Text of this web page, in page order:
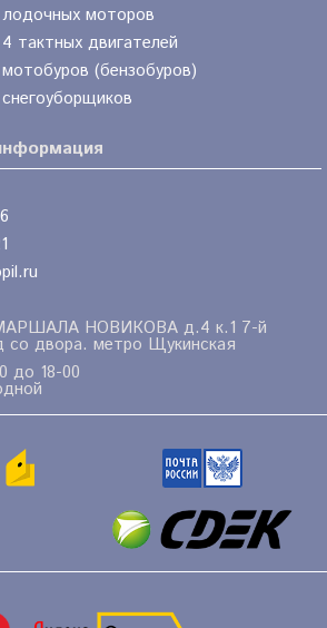
моторов
тактных двигателей
(бензобуров)
НОВИКОВА д.4 к.1 7-й
со двора. метро Щукинская
до 18-00